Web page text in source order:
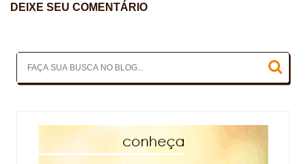
DEIXE SEU COMENTÁRIO